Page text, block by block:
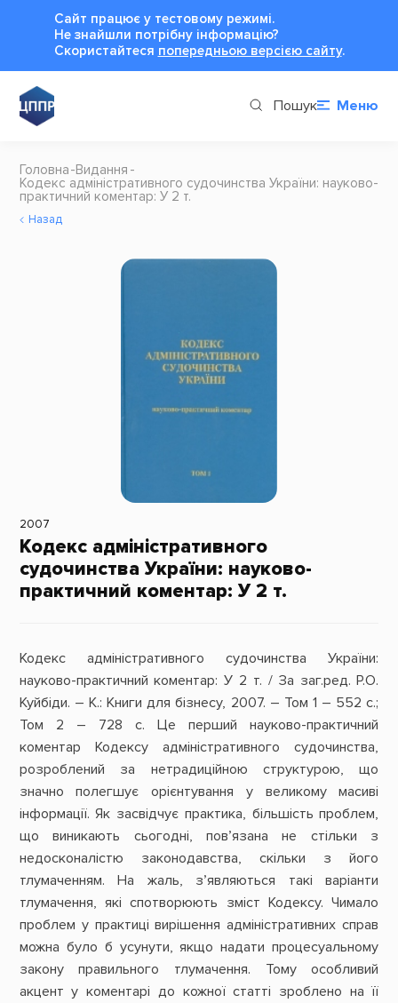
Сайт працює у тестовому режимі.
Не знайшли потрібну інформацію?
Cкористайтеся попередньою версією сайту.
Пошук Меню
Головна Видання
Кодекс адміністративного судочинства України: науково-
практичний коментар: У 2 т.
Назад
2007
Кодекс адміністративного
судочинства України: науково-
практичний коментар: У 2 т.
Кодекс адміністративного судочинства України:
науково-практичний коментар: У 2 т. / За заг.ред. Р.О.
Куйбіди. – К.: Книги для бізнесу, 2007. – Том 1 – 552 с.;
Том 2 – 728 с. Це перший науково-практичний
коментар Кодексу адміністративного судочинства,
розроблений за нетрадиційною структурою, що
значно полегшує орієнтування у великому масиві
інформації. Як засвідчує практика, більшість проблем,
що виникають сьогодні, пов’язана не стільки з
недосконалістю законодавства, скільки з його
тлумаченням. На жаль, з’являються такі варіанти
тлумачення, які спотворюють зміст Кодексу. Чимало
проблем у практиці вирішення адміністративних справ
можна було б усунути, якщо надати процесуальному
закону правильного тлумачення. Тому особливий
акцент у коментарі до кожної статті зроблено на її